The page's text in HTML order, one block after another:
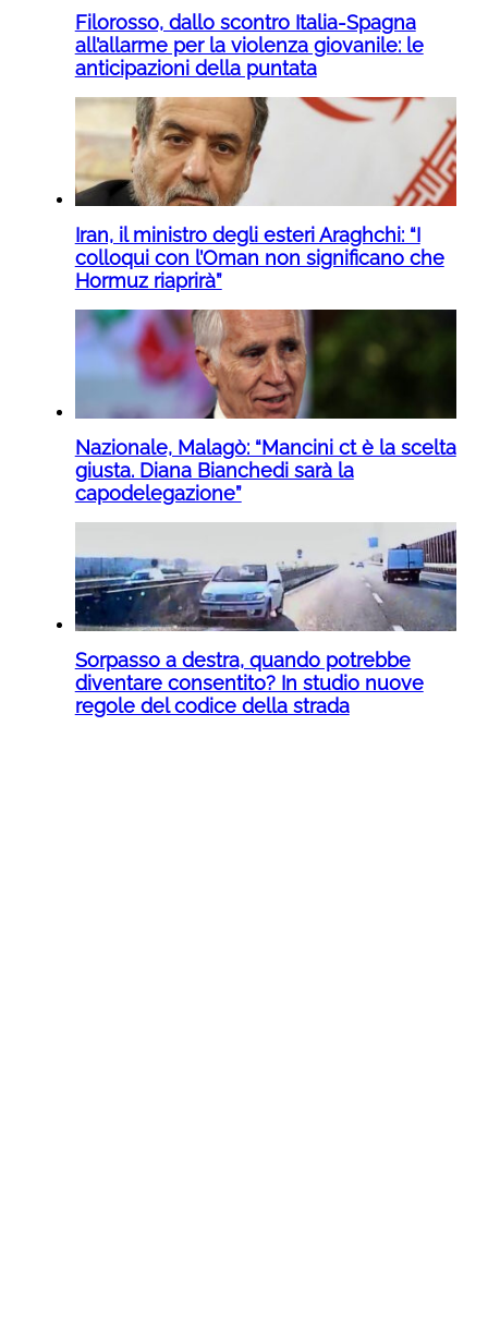
Filorosso, dallo scontro Italia-Spagna
all’allarme per la violenza giovanile: le
anticipazioni della puntata
Iran, il ministro degli esteri Araghchi: “I
colloqui con l’Oman non significano che
Hormuz riaprirà”
Nazionale, Malagò: “Mancini ct è la scelta
giusta. Diana Bianchedi sarà la
capodelegazione”
Sorpasso a destra, quando potrebbe
diventare consentito? In studio nuove
regole del codice della strada